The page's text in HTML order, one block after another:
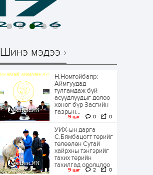
Шинэ мэдээ
Н.Номтойбаяр:
Аймгуудад
тулгамдаж буй
асуудлуудыг долоо
хоног бүр Засгийн
газрын...
9 цаг 0 0
УИХ-ын дарга
С.Бямбацогт төрийг
төлөөлөн Сутай
хайрхны тэнгэрийг
тахих төрийн
тахилгад оролцлоо
9 цаг 2 0